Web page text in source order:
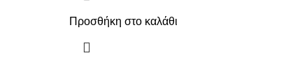
Προσθήκη στο καλάθι